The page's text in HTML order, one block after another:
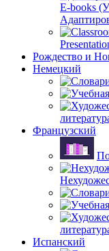
E-books
Рождество и
Немецкий
Французский
Испанский